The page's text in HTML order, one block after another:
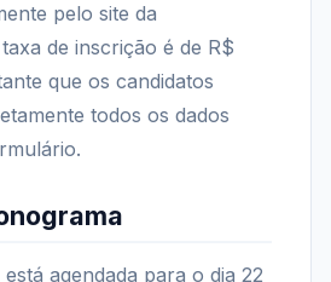
pelo site da
de inscrição é de R$
que os candidatos
todos os dados
agendada para o dia 22